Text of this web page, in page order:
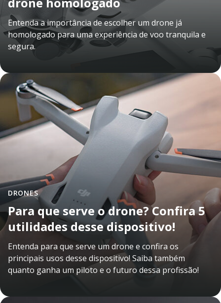
Entenda a importância de escolher um drone já
homologado para uma experiência de voo tranquila e
segura.
DRONES
Para que serve o drone? Confira 5
utilidades desse dispositivo!
Entenda para que serve um drone e confira os
principais usos desse dispositivo! Saiba também
quanto ganha um piloto e o futuro dessa profissão!